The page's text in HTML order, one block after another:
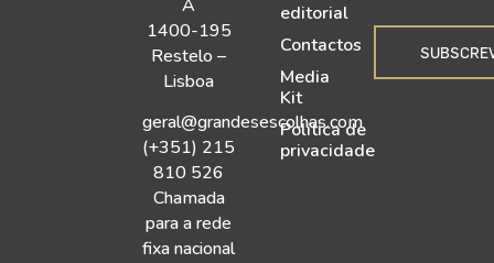
A
1400-195
Restelo –
Lisboa
geral@grandesescolhas.com
(+351) 215
810 526
Chamada
para a rede
fixa nacional
editorial
Contactos
Media
Kit
Política de
privacidade